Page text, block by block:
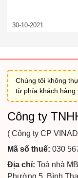
30-10-2021
Chúng tôi không
từ phía khách hàng
Công ty
( Công ty CP
Mã số thuế: 030
Địa chỉ: Toà nhà
Phường 5, Bình